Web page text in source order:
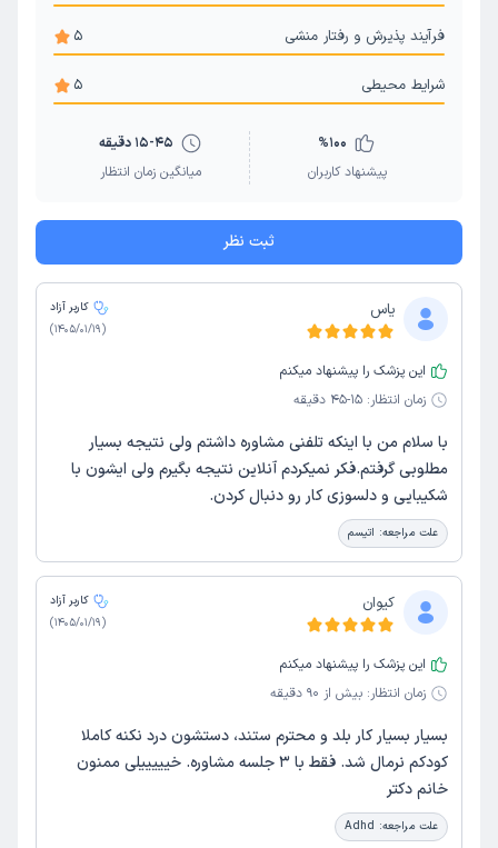
فرآیند پذیرش و رفتار منشی 5
شرایط محیطی 5
%100
پیشنهاد کاربران
15-45 دقیقه
میانگین زمان انتظار
ثبت نظر
یاس
کاربر آزاد
(
1405/01/19
)
این پزشک را پیشنهاد میکنم
زمان انتظار: 15-45 دقیقه
با سلام من با اینکه تلفنی مشاوره داشتم ولی نتیجه بسیار
مطلوبی گرفتم.فکر نمیکردم آنلاین نتیجه بگیرم ولی ایشون با
شکیبایی و دلسوزی کار رو دنبال کردن.
علت مراجعه: اتیسم
کیوان
کاربر آزاد
(
1405/01/19
)
این پزشک را پیشنهاد میکنم
زمان انتظار: بیش از 90 دقیقه
بسیار بسیار کار بلد و محترم ستند، دستشون درد نکنه کاملا
کودکم نرمال شد. فقط با ۳ جلسه مشاوره. خیییییلی ممنون
خانم دکتر
علت مراجعه: Adhd